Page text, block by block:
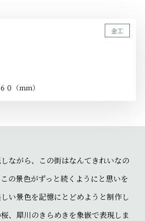
（ｍｍ）
金工
ながら、この街はなんてきれいなの
の景色がずっと続くようにと思いを
い景色を記憶にとどめようと制作し
、犀川のきらめきを象嵌で表現しま